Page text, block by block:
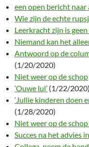
een open bericht
Wie zijn de echte
Leerkracht zijn is
Niemand kan het
Antwoord op de
(1/20/2020)
Niet weer op de schop
‘Ouwe lul’ (1/22/2020)
‘Jullie kinderen doen
(1/28/2020)
Niet weer op de
Succes na het advies